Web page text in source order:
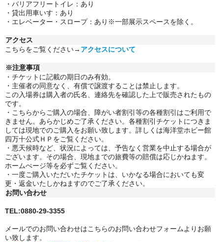
・ バリアフリートイレ：あり
・ 貸出用車いす：あり
・ エレベーター・スロープ：あり※一部展示スペースを除く。
アクセス
こちらをご覧ください→ アクセスについて
※注意事項
・チケットに記載の期日のみ有効。
・主催者の同意なく、有償で譲渡することは禁止します。
この入場券は購入者の氏名、連絡先を確認した上で販売されたもの
です。
・こちらからご購入の場合、障がい者割引等の各種割引はご利用で
きません。 あらかじめご了承ください。各種割引チケットにつきま
しては現地でのご購入をお願い致します。詳しくは海洋堂ホビー館
四万十公式ＨＰをご覧ください。
・悪天候時など、状況によっては、予告なく営業を中止する場合が
ございます。その場合、現地までの旅費等の賠償は応じかねます。
ホームぺージ等を必ずご覧ください。
・一度ご購入いただいたチケットは、いかなる場合においても変
更・返金いたしかねますのでご了承ください。
お問い合わせ
TEL:0880-29-3355
メールでのお問い合わせはこちらのお問い合わせフォームよりお願
い致します。